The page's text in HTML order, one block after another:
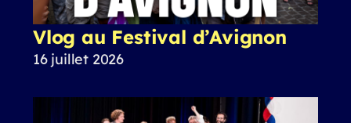
Vlog au Festival d’Avignon
16 juillet 2026